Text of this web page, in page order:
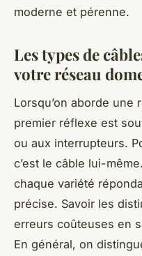
moderne et pérenne.
Les types de
votre réseau
Lorsqu’on aborde une
premier réflexe est
ou aux interrupteurs.
c’est le câble lui-
chaque variété
précise. Savoir les
erreurs coûteuses en
En général, on